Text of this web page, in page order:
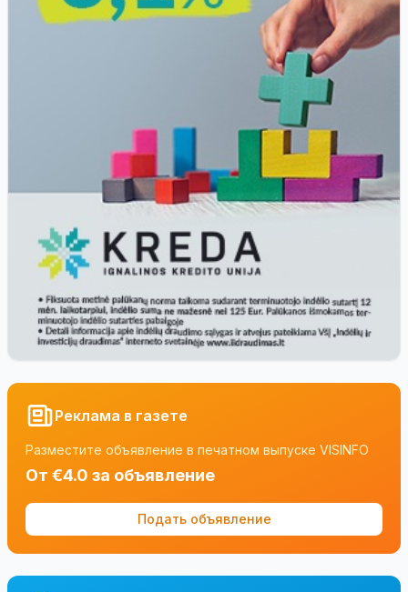
Реклама в газете
Разместите объявление в печатном выпуске VISINFO
От €4.0 за объявление
Подать объявление